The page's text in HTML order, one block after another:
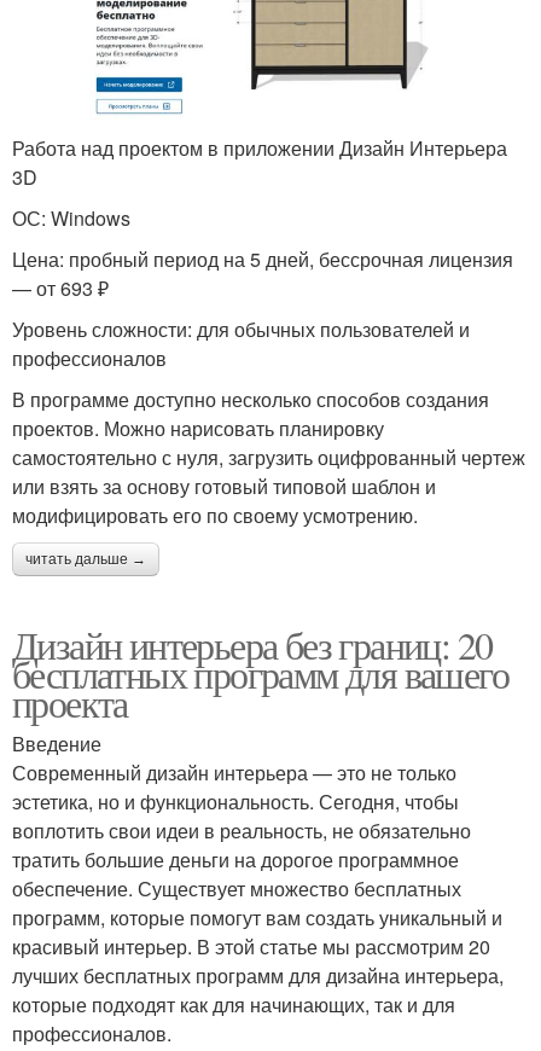
Работа над проектом в приложении Дизайн Интерьера
3D
ОС: Windows
Цена: пробный период на 5 дней, бессрочная лицензия
— от 693 ₽
Уровень сложности: для обычных пользователей и
профессионалов
В программе доступно несколько способов создания
проектов. Можно нарисовать планировку
самостоятельно с нуля, загрузить оцифрованный чертеж
или взять за основу готовый типовой шаблон и
модифицировать его по своему усмотрению.
читать дальше →
Дизайн интерьера без границ: 20
бесплатных программ для вашего
проекта
Введение
Современный дизайн интерьера — это не только
эстетика, но и функциональность. Сегодня, чтобы
воплотить свои идеи в реальность, не обязательно
тратить большие деньги на дорогое программное
обеспечение. Существует множество бесплатных
программ, которые помогут вам создать уникальный и
красивый интерьер. В этой статье мы рассмотрим 20
лучших бесплатных программ для дизайна интерьера,
которые подходят как для начинающих, так и для
профессионалов.